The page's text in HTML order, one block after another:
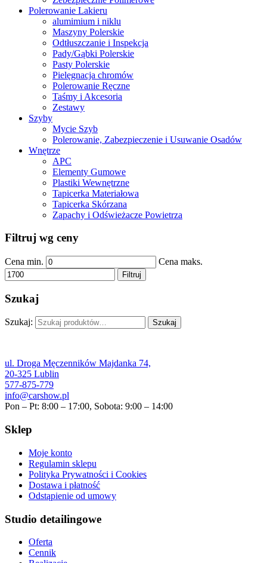
Polerowanie Lakieru
alumimium i niklu
Maszyny Polerskie
Odtłuszczanie i Inspekcja
Pady/Gąbki Polerskie
Pasty Polerskie
Pielęgnacja chromów
Polerowanie Ręczne
Taśmy i Akcesoria
Zestawy
Szyby
Mycie Szyb
Polerowanie, Zabezpieczenie i Usuwanie Osadów
Wnętrze
APC
Elementy Gumowe
Plastiki Wewnętrzne
Tapicerka Materiałowa
Tapicerka Skórzana
Zapachy i Odświeżacze Powietrza
Filtruj wg ceny
Cena min. Cena maks.
Filtruj
Szukaj
Szukaj: Szukaj
ul. Droga Męczenników Majdanka 74,
20-325 Lublin
577-875-779
info@carshow.pl
Pon – Pt: 8:00 – 17:00, Sobota: 9:00 – 14:00
Sklep
Moje konto
Regulamin sklepu
Polityka Prywatności i Cookies
Dostawa i płatność
Odstąpienie od umowy
Studio detailingowe
Oferta
Cennik